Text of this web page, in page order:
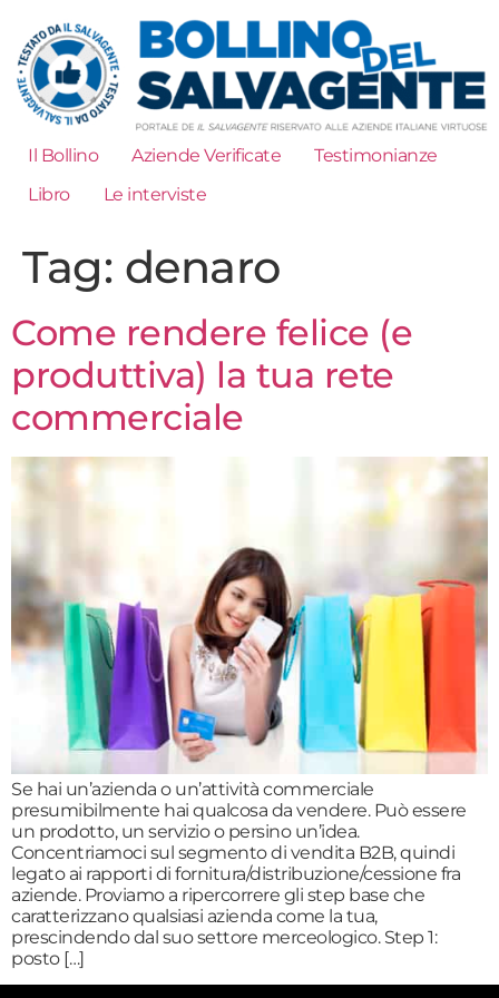
Il Bollino Aziende Verificate
Testimonianze
Libro
Le interviste
Tag: denaro
Come rendere felice (e
produttiva) la tua rete
commerciale
Se hai un’azienda o un’attività commerciale
presumibilmente hai qualcosa da vendere. Può essere
un prodotto, un servizio o persino un’idea.
Concentriamoci sul segmento di vendita B2B, quindi
legato ai rapporti di fornitura/distribuzione/cessione fra
aziende. Proviamo a ripercorrere gli step base che
caratterizzano qualsiasi azienda come la tua,
prescindendo dal suo settore merceologico. Step 1:
posto […]